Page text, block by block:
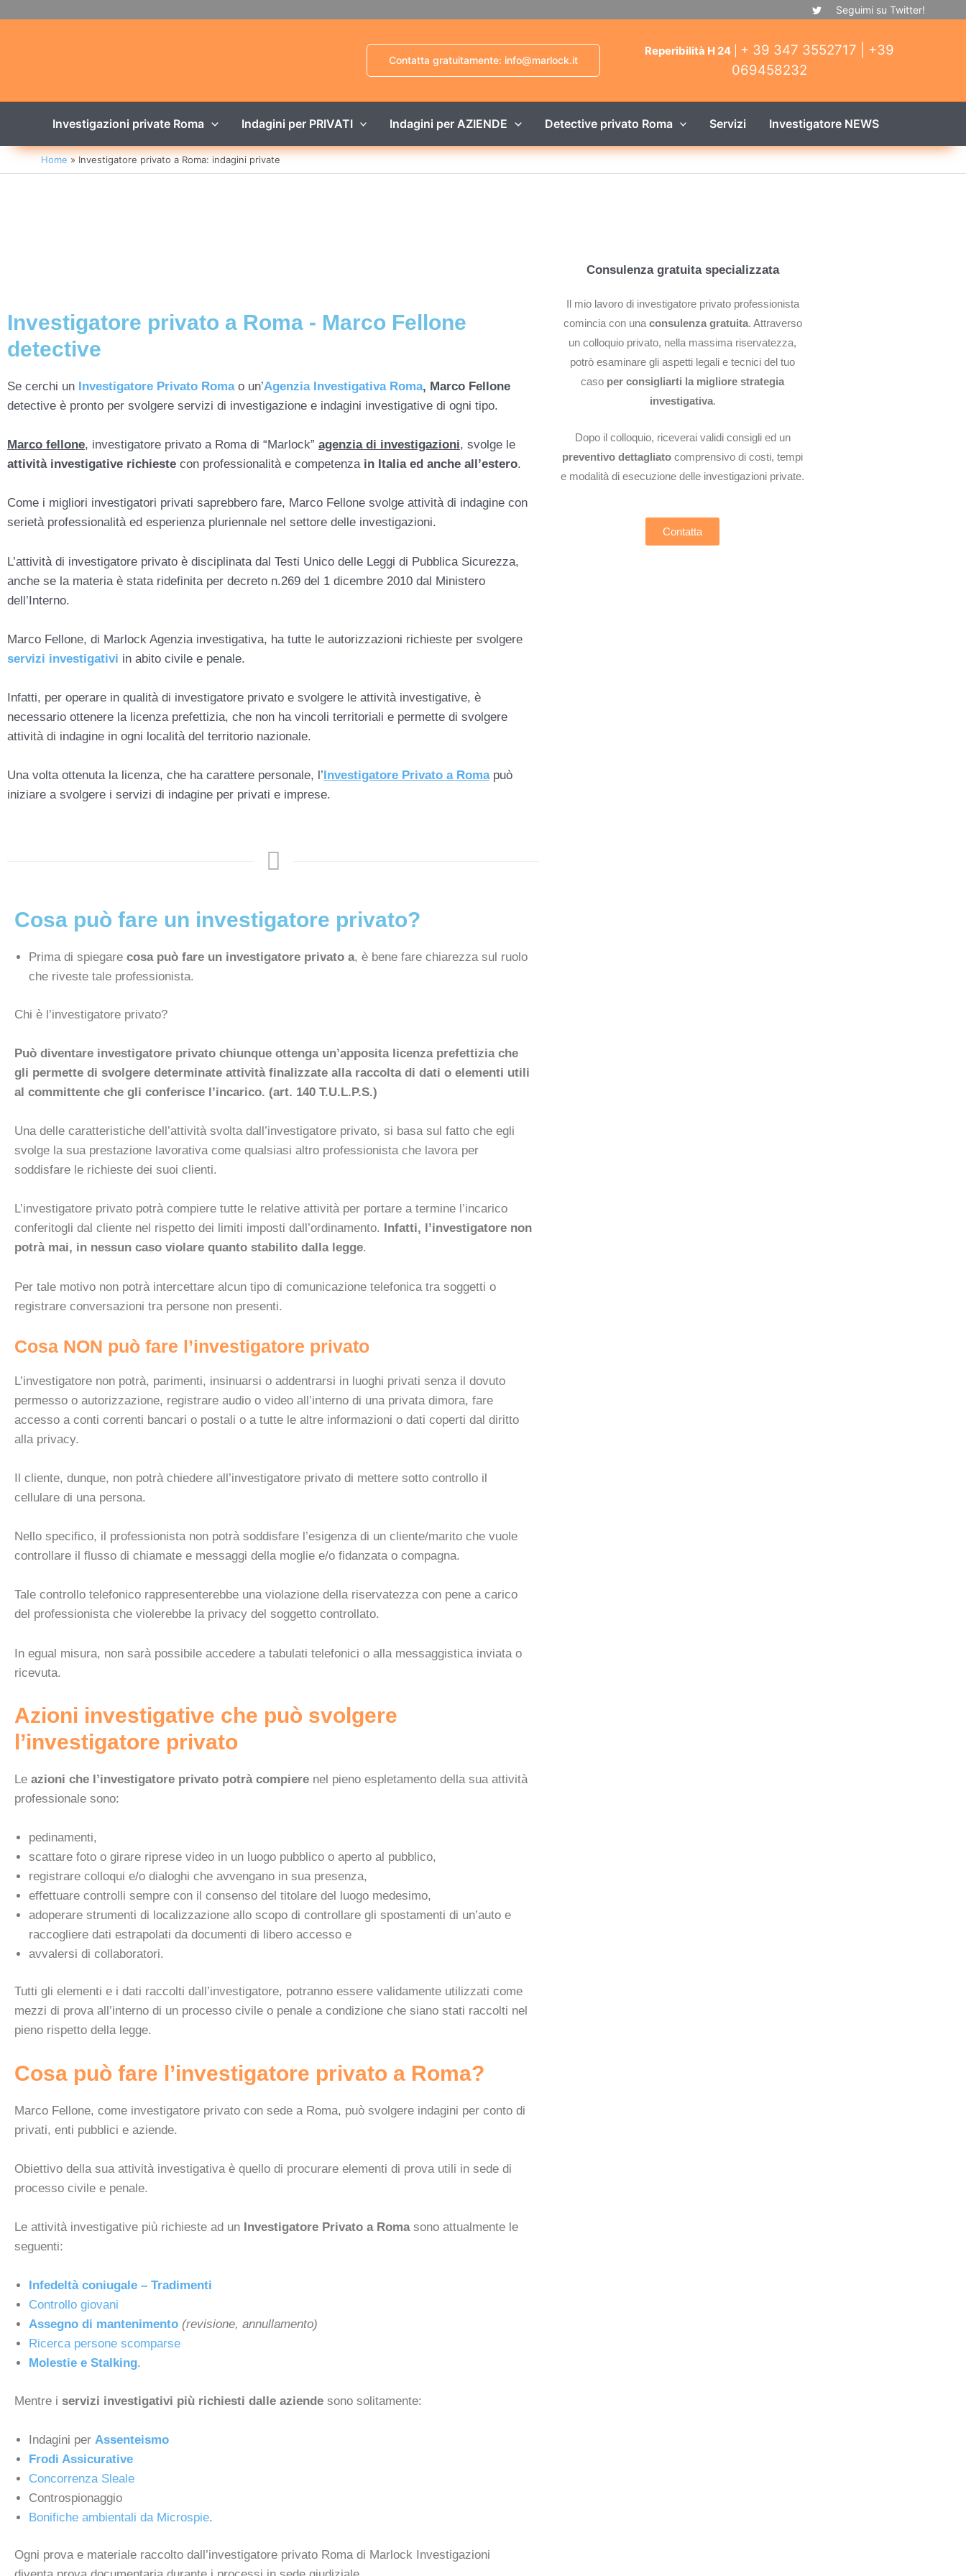
Seguimi su Twitter!
Contatta gratuitamente: info@marlock.it
Reperibilità H 24 + 39 347 3552717 | +39
069458232
Investigazioni private Roma Indagini per PRIVATI Indagini per AZIENDE Detective privato Roma Servizi Investigatore NEWS
Home Investigatore privato a Roma: indagini private
Investigatore privato a Roma - Marco Fellone
detective
Se cerchi un Investigatore Privato Roma o un’Agenzia Investigativa Roma, Marco Fellone
detective è pronto per svolgere servizi di investigazione e indagini investigative di ogni tipo.
Marco fellone, investigatore privato a Roma di “Marlock” agenzia di investigazioni, svolge le
attività investigative richieste con professionalità e competenza in Italia ed anche all’estero.
Come i migliori investigatori privati saprebbero fare, Marco Fellone svolge attività di indagine con
serietà professionalità ed esperienza pluriennale nel settore delle investigazioni.
L’attività di investigatore privato è disciplinata dal Testi Unico delle Leggi di Pubblica Sicurezza,
anche se la materia è stata ridefinita per decreto n.269 del 1 dicembre 2010 dal Ministero
dell’Interno.
Marco Fellone, di Marlock Agenzia investigativa, ha tutte le autorizzazioni richieste per svolgere
servizi investigativi in abito civile e penale.
Infatti, per operare in qualità di investigatore privato e svolgere le attività investigative, è
necessario ottenere la licenza prefettizia, che non ha vincoli territoriali e permette di svolgere
attività di indagine in ogni località del territorio nazionale.
Una volta ottenuta la licenza, che ha carattere personale, l’Investigatore Privato a Roma può
iniziare a svolgere i servizi di indagine per privati e imprese.
Cosa può fare un investigatore privato?
Prima di spiegare cosa può fare un investigatore privato a, è bene fare chiarezza sul ruolo
che riveste tale professionista.
Chi è l’investigatore privato?
Può diventare investigatore privato chiunque ottenga un’apposita licenza prefettizia che
gli permette di svolgere determinate attività finalizzate alla raccolta di dati o elementi utili
al committente che gli conferisce l’incarico. (art. 140 T.U.L.P.S.)
Una delle caratteristiche dell’attività svolta dall’investigatore privato, si basa sul fatto che egli
svolge la sua prestazione lavorativa come qualsiasi altro professionista che lavora per
soddisfare le richieste dei suoi clienti.
L’investigatore privato potrà compiere tutte le relative attività per portare a termine l’incarico
conferitogli dal cliente nel rispetto dei limiti imposti dall’ordinamento.
Infatti, l’investigatore non
potrà mai, in nessun caso violare quanto stabilito dalla legge.
Per tale motivo non potrà intercettare alcun tipo di comunicazione telefonica tra soggetti o
registrare conversazioni tra persone non presenti.
Cosa NON può fare l’investigatore privato
L’investigatore non potrà, parimenti, insinuarsi o addentrarsi in luoghi privati senza il dovuto
permesso o autorizzazione, registrare audio o video all’interno di una privata dimora, fare
accesso a conti correnti bancari o postali o a tutte le altre informazioni o dati coperti dal diritto
alla privacy.
Il cliente, dunque, non potrà chiedere all’investigatore privato di mettere sotto controllo il
cellulare di una persona.
Nello specifico, il professionista non potrà soddisfare l’esigenza di un cliente/marito che vuole
controllare il flusso di chiamate e messaggi della moglie e/o fidanzata o compagna.
Tale controllo telefonico rappresenterebbe una violazione della riservatezza con pene a carico
del professionista che violerebbe la privacy del soggetto controllato.
In egual misura, non sarà possibile accedere a tabulati telefonici o alla messaggistica inviata o
ricevuta.
Azioni investigative che può svolgere
l’investigatore privato
Le azioni che l’investigatore privato potrà compiere nel pieno espletamento della sua attività
professionale sono:
pedinamenti,
scattare foto o girare riprese video in un luogo pubblico o aperto al pubblico,
registrare colloqui e/o dialoghi che avvengano in sua presenza,
effettuare controlli sempre con il consenso del titolare del luogo medesimo,
adoperare strumenti di localizzazione allo scopo di controllare gli spostamenti di un’auto e
raccogliere dati estrapolati da documenti di libero accesso e
avvalersi di collaboratori.
Tutti gli elementi e i dati raccolti dall’investigatore, potranno essere validamente utilizzati come
mezzi di prova all’interno di un processo civile o penale a condizione che siano stati raccolti nel
pieno rispetto della legge.
Cosa può fare l’investigatore privato a Roma?
Marco Fellone, come investigatore privato con sede a Roma, può svolgere indagini per conto di
privati, enti pubblici e aziende.
Obiettivo della sua attività investigativa è quello di procurare elementi di prova utili in sede di
processo civile e penale.
Le attività investigative più richieste ad un Investigatore Privato a Roma sono attualmente le
seguenti:
Infedeltà coniugale – Tradimenti
Controllo giovani
Assegno di mantenimento (revisione, annullamento)
Ricerca persone scomparse
Molestie e Stalking.
Mentre i servizi investigativi più richiesti dalle aziende sono solitamente:
Indagini per Assenteismo
Frodi Assicurative
Concorrenza Sleale
Controspionaggio
Bonifiche ambientali da Microspie.
Ogni prova e materiale raccolto dall’investigatore privato Roma di Marlock Investigazioni
Consulenza gratuita specializzata
Il mio lavoro di investigatore privato professionista
comincia con una consulenza gratuita. Attraverso
un colloquio privato, nella massima riservatezza,
potrò esaminare gli aspetti legali e tecnici del tuo
caso per consigliarti la migliore strategia
investigativa.
Dopo il colloquio, riceverai validi consigli ed un
preventivo dettagliatocomprensivo di costi, tempi
e modalità di esecuzione delle investigazioni private.
Contatta